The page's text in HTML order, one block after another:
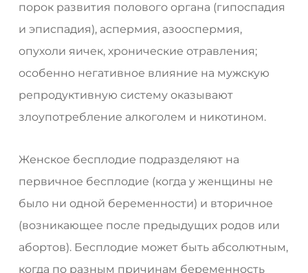
порок развития полового органа (гипоспадия
и эписпадия), аспермия, азооспермия,
опухоли яичек, хронические отравления;
особенно негативное влияние на мужскую
репродуктивную систему оказывают
злоупотребление алкоголем и никотином.
Женское бесплодие подразделяют на
первичное бесплодие (когда у женщины не
было ни одной беременности) и вторичное
(возникающее после предыдущих родов или
абортов). Бесплодие может быть абсолютным,
когда по разным причинам беременность